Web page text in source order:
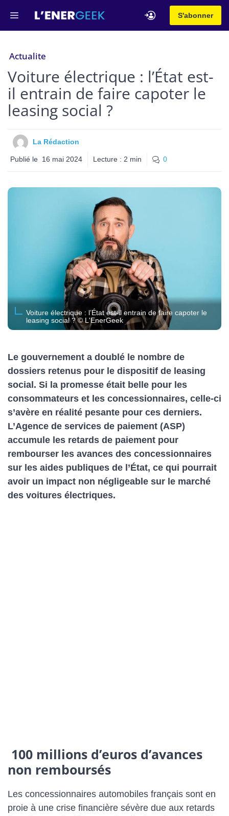
contenu
S'abonner
Menu
Actualite
Voiture électrique : l’État est-
il entrain de faire capoter le
leasing social ?
La Rédaction
Publié le 16 mai 2024 Lecture : 2 min 0
Voiture électrique : l’État est-il entrain de faire capoter le
leasing social ? © L'EnerGeek
Le gouvernement a doublé le nombre de
dossiers retenus pour le dispositif de leasing
social. Si la promesse était belle pour les
consommateurs et les concessionnaires, celle-ci
s’avère en réalité pesante pour ces derniers.
L’Agence de services de paiement (ASP)
accumule les retards de paiement pour
rembourser les avances des concessionnaires
sur les aides publiques de l’État, ce qui pourrait
avoir un impact non négligeable sur le marché
des voitures électriques.
100 millions d’euros d’avances
non remboursés
Les concessionnaires automobiles français sont en
proie à une crise financière sévère due aux retards